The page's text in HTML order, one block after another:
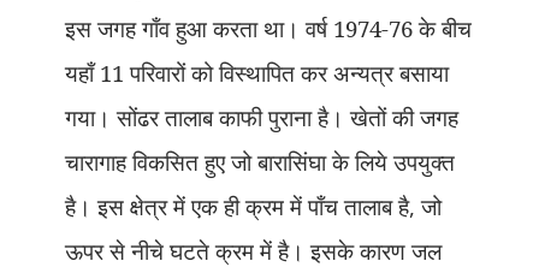
इस जगह गाँव हुआ करता था। वर्ष 1974-76 के बीच
यहाँ 11 परिवारों को विस्थापित कर अन्यत्र बसाया
गया। सोंढर तालाब काफी पुराना है। खेतों की जगह
चारागाह विकसित हुए जो बारासिंघा के लिये उपयुक्त
है। इस क्षेत्र में एक ही क्रम में पाँच तालाब है,जो
ऊपर से नीचे घटते क्रम में है। इसके कारण जल